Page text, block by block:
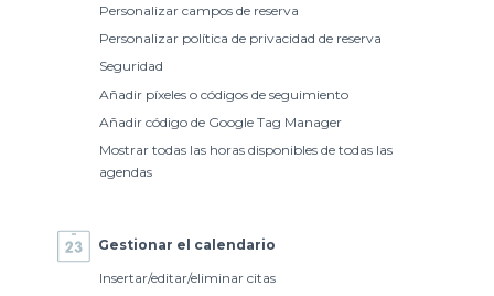
Personalizar campos de reserva
Personalizar política de privacidad de reserva
Seguridad
Añadir píxeles o códigos de seguimiento
Añadir código de Google Tag Manager
Mostrar todas las horas disponibles de todas las
agendas
Gestionar el calendario
Insertar/editar/eliminar citas